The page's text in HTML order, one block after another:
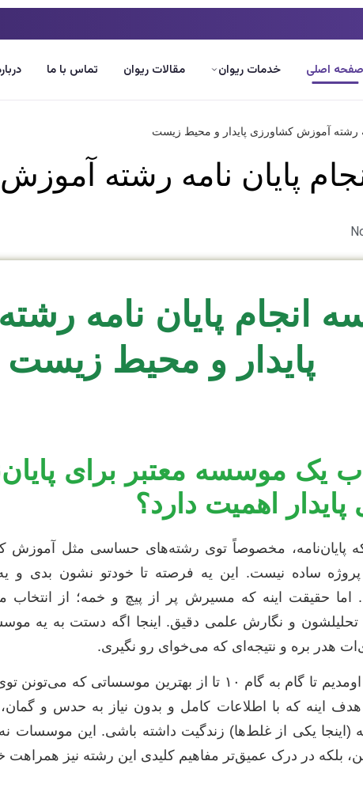
صفحه اصلی خدمات ریوان مقالات ریوان تماس با ما
پایان نامه رشته
انجام پایان نامه
پایدار و محیط زیست
یک موسسه معتبر برای
اهمیت دارد؟
پایان‌نامه، مخصوصاً توی رشته‌های حساسی مثل آموزش
ساده نیست. این یه فرصته تا خودتو نشون بدی و
اما حقیقت اینه که مسیرش پر از پیچ و خمه؛ از انتخاب
تحلیلشون و نگارش علمی دقیق. اینجا اگه دستت به یه
هدر بره و نتیجه‌ای که می‌خوای رو نگیری.
ما توی این مقاله اومدیم تا گام به گام ۱۰ تا از بهترین
اینه که با اطلاعات کامل و بدون نیاز به حدس و گمان،
(اینجا یکی از غلط‌ها) زندگیت داشته باشی. این موسسات
بلکه در درک عمیق‌تر مفاهیم کلیدی این رشته نیز همراهت